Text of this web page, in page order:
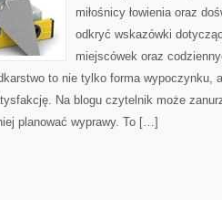
miłośnicy łowienia oraz
odkryć wskazówki
miejscówek oraz
to nie tylko forma wypoczynku,
Na blogu czytelnik może
planować wyprawy. To […]